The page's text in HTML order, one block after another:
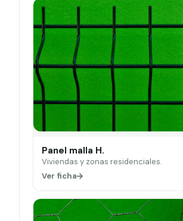
Panel malla H.
Viviendas y zonas residenciales.
Ver ficha